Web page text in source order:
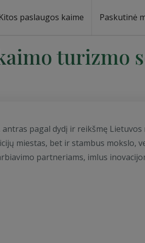
paslaugos kaime Paskutinė
turizmo
pagal dydį ir reikšmę
miestas, bet ir stambus mokslo,
partneriams, imlus